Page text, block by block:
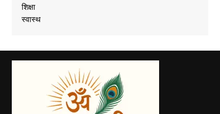
शिक्षा
स्वास्थ